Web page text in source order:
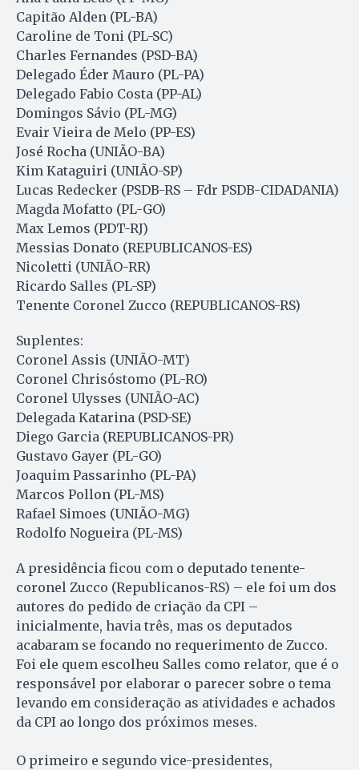
Capitão Alden (PL-BA)
Caroline de Toni (PL-SC)
Charles Fernandes (PSD-BA)
Delegado Éder Mauro (PL-PA)
Delegado Fabio Costa (PP-AL)
Domingos Sávio (PL-MG)
Evair Vieira de Melo (PP-ES)
José Rocha (UNIÃO-BA)
Kim Kataguiri (UNIÃO-SP)
Lucas Redecker (PSDB-RS – Fdr PSDB-CIDADANIA)
Magda Mofatto (PL-GO)
Max Lemos (PDT-RJ)
Messias Donato (REPUBLICANOS-ES)
Nicoletti (UNIÃO-RR)
Ricardo Salles (PL-SP)
Tenente Coronel Zucco (REPUBLICANOS-RS)
Suplentes:
Coronel Assis (UNIÃO-MT)
Coronel Chrisóstomo (PL-RO)
Coronel Ulysses (UNIÃO-AC)
Delegada Katarina (PSD-SE)
Diego Garcia (REPUBLICANOS-PR)
Gustavo Gayer (PL-GO)
Joaquim Passarinho (PL-PA)
Marcos Pollon (PL-MS)
Rafael Simoes (UNIÃO-MG)
Rodolfo Nogueira (PL-MS)
A presidência ficou com o deputado tenente-
coronel Zucco (Republicanos-RS) – ele foi um dos
autores do pedido de criação da CPI –
inicialmente, havia três, mas os deputados
acabaram se focando no requerimento de Zucco.
Foi ele quem escolheu Salles como relator, que é o
responsável por elaborar o parecer sobre o tema
levando em consideração as atividades e achados
da CPI ao longo dos próximos meses.
O primeiro e segundo vice-presidentes,